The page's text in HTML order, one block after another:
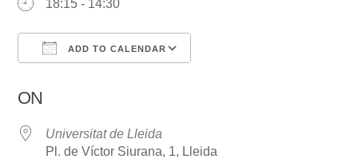
18:15 - 14:30
ADD TO CALENDAR
ON
Universitat de Lleida
Pl. de Víctor Siurana, 1, Lleida